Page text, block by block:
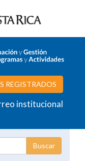
REGISTRADOS
institucional